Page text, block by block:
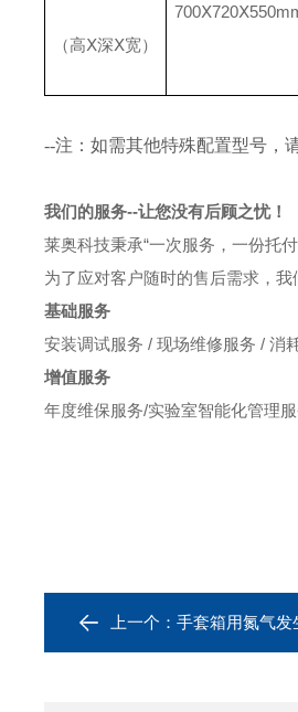
（高Ⅹ深Ⅹ宽）
700
--注：如需其他特殊配置型号，
我们的服务--让您没有后顾之忧！
莱奥科技秉承“一次服务，一份托
为了应对客户随时的售后需求，
基础服务
安装调试服务 / 现场维修服务 / 消
增值服务
年度维保服务/实验室智能化管理
上一个： 手套箱用氮气发